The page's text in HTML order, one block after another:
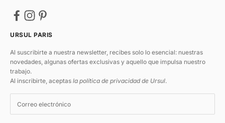
URSUL PARIS
Al suscribirte a nuestra newsletter, recibes solo lo esencial: nuestras
novedades, algunas ofertas exclusivas y aquello que impulsa nuestro
trabajo.
Al inscribirte, aceptas la política de privacidad de Ursul.